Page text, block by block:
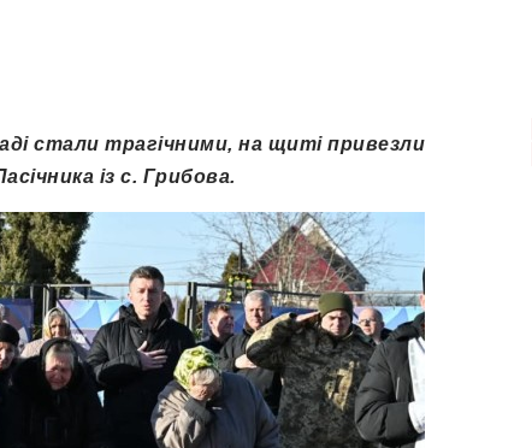
стали трагічними, на щиті привезли
із с. Грибова.